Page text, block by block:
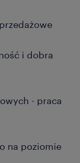
i dobra
- praca
na poziomie